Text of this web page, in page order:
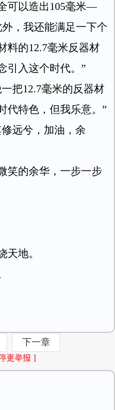
可以造出105毫米—
，我还能满足一下个
料的12.7毫米反器材
引入这个时代。”
把12.7毫米的反器材
代特色，但我乐意。”
远兮，加油，余
笑的余华，一步一步
天地。
下一章
更举报 ]